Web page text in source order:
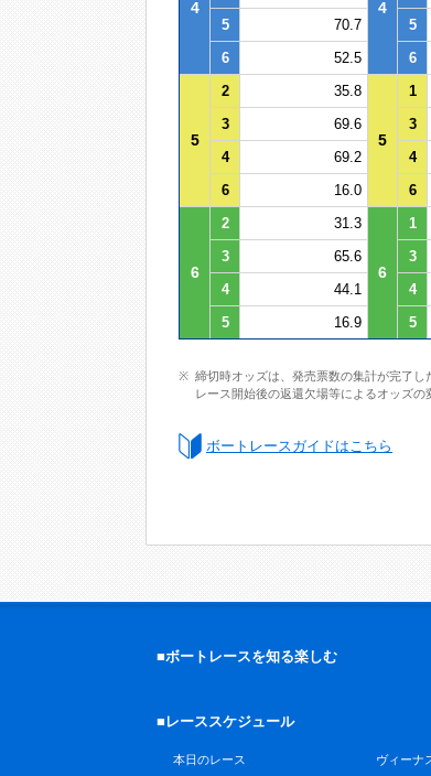
4 4
5
70.7 5
6
52.5 6
5
2 35.8
5
1
3
69.6 3
4
69.2 4
6
16.0 6
6
2 31.3
6
1
3
65.6 3
4
44.1 4
5
16.9 5
締切時オッズは、発売票数の集計が完了し
レース開始後の返還欠場等によるオッズの
ボートレースガイドはこちら
■ボートレースを知る楽しむ
■レーススケジュール
本日のレース ヴィーナ